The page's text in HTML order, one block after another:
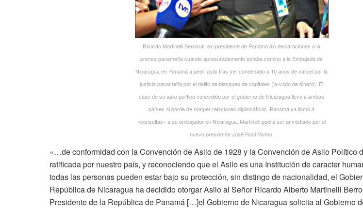
Ricardo Martinelli Berrocal, ex-presidente de Panamá dio declaraciones a la
prensa panameña cuando apresuradamente estaba camino a la Embajada de
Nicaragua en Panamá a pedir asilo tras ser condenado a 10 años de cárcel por la
justicia panameña por el delito de blanqueo de capitales (la-vado de dinero). El
caso de su asilo político concedido por el gobierno de Nicaragua llevó a ambos
países al borde de romper relaciones diplomáticas. Panamá ya llamó a
«consultas» a su embajador en Nicaragua. Martinelli podrá ser amnistiado por el
nuevo presidente José Raúl Mulino.
«…de conformidad con la Convención de Asilo de 1928 y la Convención de Asilo Político
ratificada por nuestro país, y reconociendo que el Asilo es una Institución de caracter
todas las personas pueden estar bajo su protección, sin distingo de nacionalidad, el
República de Nicaragua ha decidido otorgar Asilo al Señor Ricardo Alberto Martinelli
Presidente de la República de Panamá […]el Gobierno de Nicaragua solicita al Gobierno